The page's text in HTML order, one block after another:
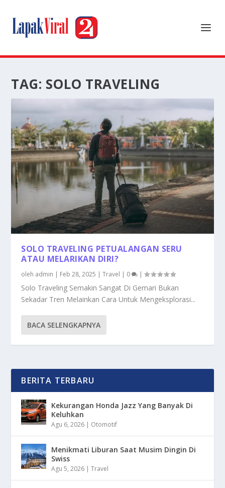
TAG: SOLO TRAVELING
SOLO TRAVELING PETUALANGAN SERU
ATAU MELARIKAN DIRI?
oleh admin | Feb 28, 2025 |Travel | 0 |
Solo Traveling Semakin Sangat Di Gemari Bukan
Sekadar Tren Melainkan Cara Untuk Mengeksplorasi...
BACA SELENGKAPNYA
BERITA TERBARU
Kekurangan Honda Jazz Yang Banyak Di
Keluhkan
Agu 6, 2026 | Otomotif
Menikmati Liburan Saat Musim Dingin Di
Swiss
Agu 5, 2026 |Travel